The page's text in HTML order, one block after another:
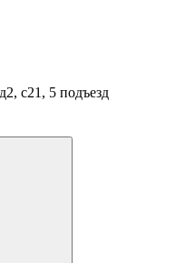
с21, 5 подъезд